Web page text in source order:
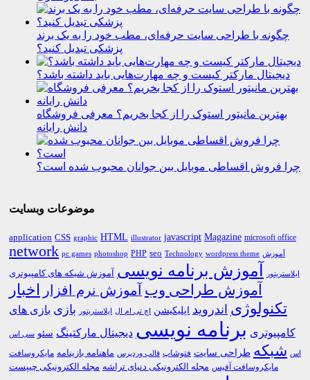
چگونه با طراحی سایت حرفه‌ای، مطب خود را به یک برند
پزشکی تبدیل کنید؟
دیجیتال مارکتر کیست و چه مهارت‌هایی باید داشته باشد؟
بهترین مانیتور استوک را از کجا بخریم؟ معرفی فروشگاه
دانش رایانه
چرا فروش اقساطی موبایل بین جوانان محبوب شده است؟
موضوعات وبسایت
application CSS graphic HTML illustrator javascript Magazine microsoft office
network pc games photoshop PHP seo Technology wordpress theme آموزش
ایلاستریتور آموزش برنامه نویسی آموزش شبکه های کامپیوتری
آموزش طراحی وب آموزش نرم افزار اخبار
تکنولوژی اندروید اپلیکیشن اچ تی ام ال ایلاستریتور بازی بازی های
کامپیوتری برنامه نویسی دیجیتال مارکتینگ سئو سی اس
اس شبکه طراحی سایت فتوشاپ قالب وردپرس ماهنامه بازینامه مایکروسافت
مایکروسافت آفیس مجله الکترونیکی دنیای تراشه مجله الکترونیکی چیپست